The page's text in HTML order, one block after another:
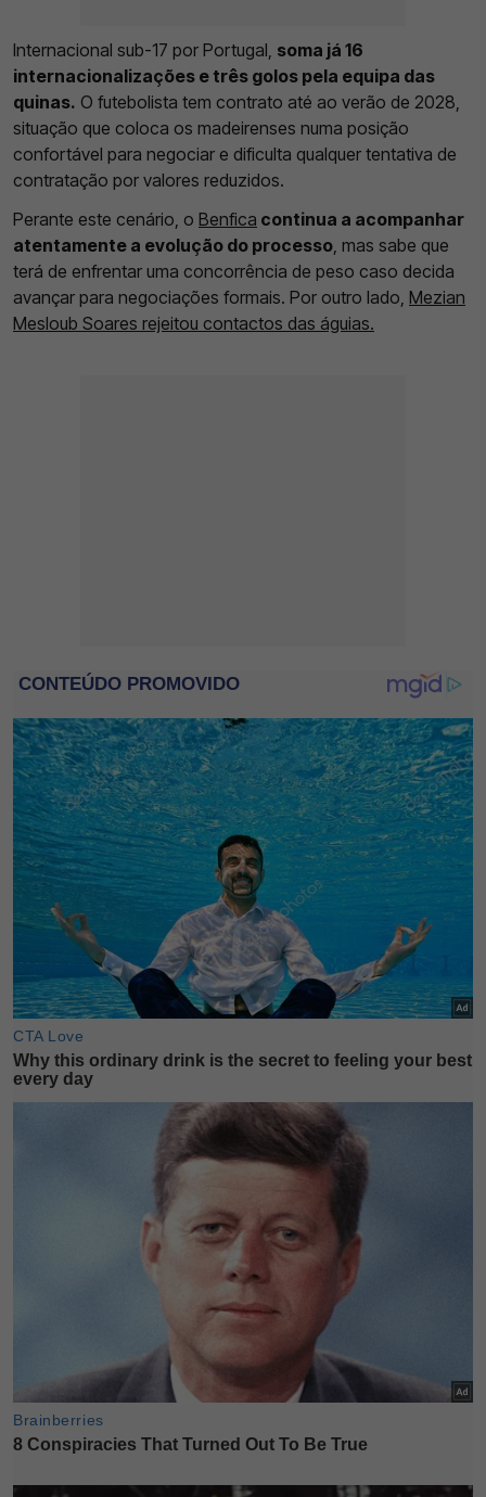
Internacional sub-17 por Portugal, soma já 16
internacionalizações e três golos pela equipa das
quinas. O futebolista tem contrato até ao verão de 2028,
situação que coloca os madeirenses numa posição
confortável para negociar e dificulta qualquer tentativa de
contratação por valores reduzidos.
Perante este cenário, o Benfica continua a acompanhar
atentamente a evolução do processo , mas sabe que
terá de enfrentar uma concorrência de peso caso decida
avançar para negociações formais. Por outro lado, Mezian
Mesloub Soares rejeitou contactos das águias.